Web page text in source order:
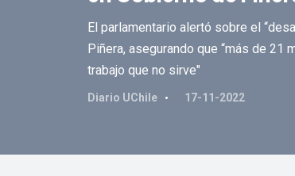
El parlamentario alertó sobre el
Piñera, asegurando que “más de
trabajo que no sirve"
Diario UChile 17-11-2022